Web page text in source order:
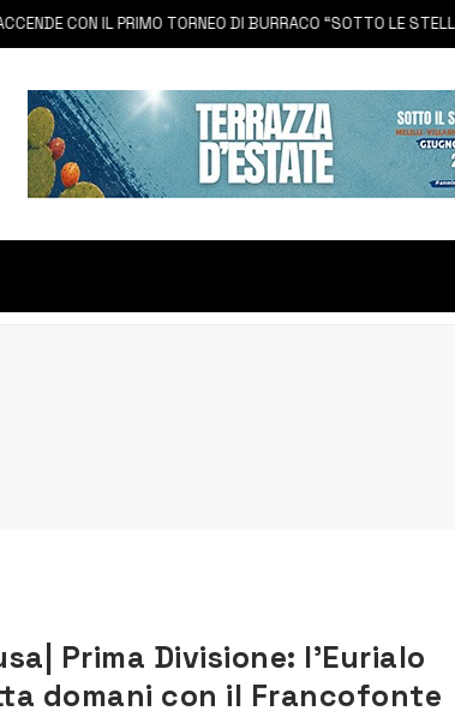
CON IL PRIMO TORNEO DI BURRACO “SOTTO LE STELLE”
Prima Divisione: l’Eurialo
domani con il Francofonte